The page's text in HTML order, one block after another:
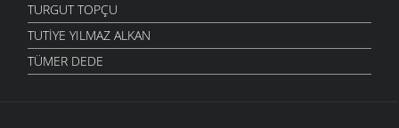
TURGUT TOPÇU
TUTIYE YILMAZ ALKAN
TÜMER DEDE